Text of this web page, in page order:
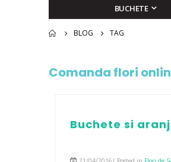
BUCHETE
BLOG TAG
Comanda flori
Buchete si